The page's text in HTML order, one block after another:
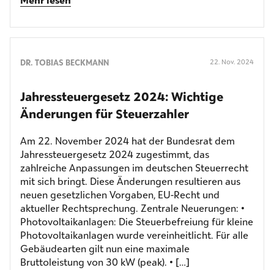
DR. TOBIAS BECKMANN 22. Nov. 2024
Jahres­steuergesetz 2024: Wichtige
Änderungen für Steuerzahler
Am 22. November 2024 hat der Bundesrat dem
Jahressteuergesetz 2024 zugestimmt, das
zahlreiche Anpassungen im deutschen Steuerrecht
mit sich bringt. Diese Änderungen resultieren aus
neuen gesetzlichen Vorgaben, EU-Recht und
aktueller Rechtsprechung. Zentrale Neuerungen: •
Photovoltaikanlagen: Die Steuerbefreiung für kleine
Photovoltaikanlagen wurde vereinheitlicht. Für alle
Gebäudearten gilt nun eine maximale
Bruttoleistung von 30 kW (peak). • […]